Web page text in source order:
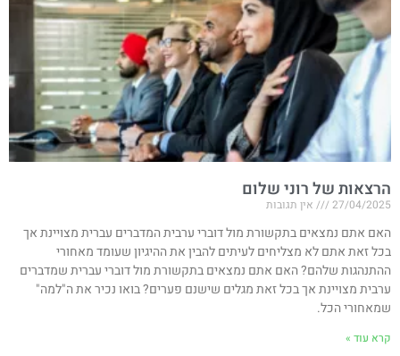
הרצאות של רוני שלום
27/04/2025 אין תגובות
האם אתם נמצאים בתקשורת מול דוברי ערבית המדברים עברית מצויינת אך
בכל זאת אתם לא מצליחים לעיתים להבין את ההיגיון שעומד מאחורי
ההתנהגות שלהם? האם אתם נמצאים בתקשורת מול דוברי עברית שמדברים
ערבית מצויינת אך בכל זאת מגלים שישנם פערים? בואו נכיר את ה"למה"
שמאחורי הכל.
קרא עוד »